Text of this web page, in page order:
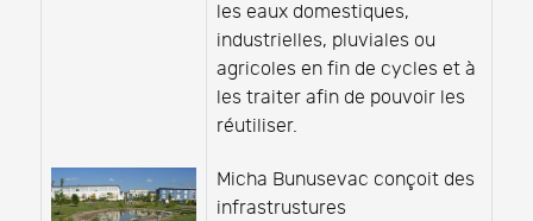
les eaux domestiques,
industrielles, pluviales ou
agricoles en fin de cycles et à
les traiter afin de pouvoir les
réutiliser.
Micha Bunusevac conçoit des
infrastrustures